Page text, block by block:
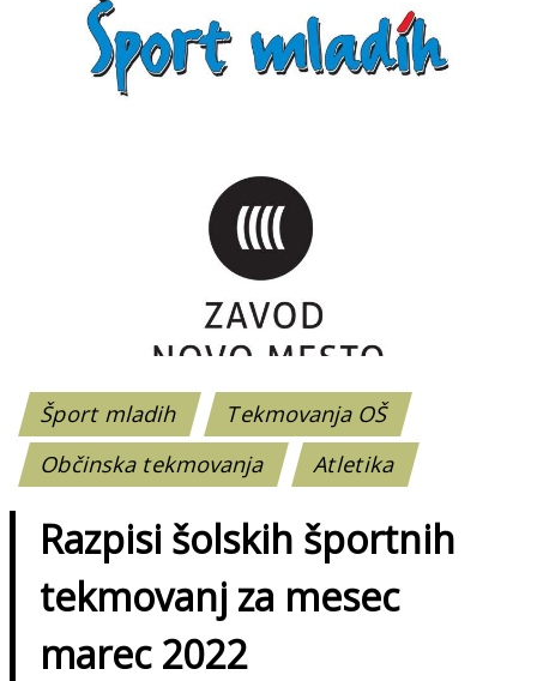
Šport mladih
Tekmovanja OŠ
Občinska tekmovanja
Atletika
Razpisi šolskih športnih
tekmovanj za mesec
marec 2022